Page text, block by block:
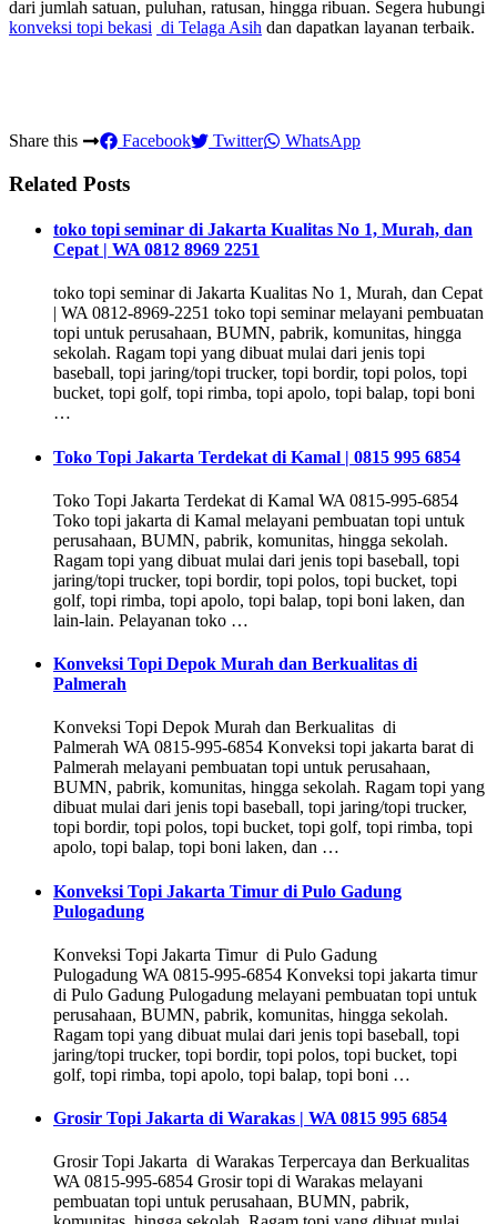
dari jumlah satuan, puluhan, ratusan, hingga ribuan. Segera hubungi
konveksi topi bekasi di Telaga Asih dan dapatkan layanan terbaik.
Share this Facebook Twitter WhatsApp
Related Posts
toko topi seminar di Jakarta Kualitas No 1, Murah, dan
Cepat | WA 0812 8969 2251
toko topi seminar di Jakarta Kualitas No 1, Murah, dan Cepat
| WA 0812-8969-2251 toko topi seminar melayani pembuatan
topi untuk perusahaan, BUMN, pabrik, komunitas, hingga
sekolah. Ragam topi yang dibuat mulai dari jenis topi
baseball, topi jaring/topi trucker, topi bordir, topi polos, topi
bucket, topi golf, topi rimba, topi apolo, topi balap, topi boni
…
Toko Topi Jakarta Terdekat di Kamal | 0815 995 6854
Toko Topi Jakarta Terdekat di Kamal WA 0815-995-6854
Toko topi jakarta di Kamal melayani pembuatan topi untuk
perusahaan, BUMN, pabrik, komunitas, hingga sekolah.
Ragam topi yang dibuat mulai dari jenis topi baseball, topi
jaring/topi trucker, topi bordir, topi polos, topi bucket, topi
golf, topi rimba, topi apolo, topi balap, topi boni laken, dan
lain-lain. Pelayanan toko …
Konveksi Topi Depok Murah dan Berkualitas di
Palmerah
Konveksi Topi Depok Murah dan Berkualitas di
Palmerah WA 0815-995-6854 Konveksi topi jakarta barat di
Palmerah melayani pembuatan topi untuk perusahaan,
BUMN, pabrik, komunitas, hingga sekolah. Ragam topi yang
dibuat mulai dari jenis topi baseball, topi jaring/topi trucker,
topi bordir, topi polos, topi bucket, topi golf, topi rimba, topi
apolo, topi balap, topi boni laken, dan …
Konveksi Topi Jakarta Timur di Pulo Gadung
Pulogadung
Konveksi Topi Jakarta Timur di Pulo Gadung
Pulogadung WA 0815-995-6854 Konveksi topi jakarta timur
di Pulo Gadung Pulogadung melayani pembuatan topi untuk
perusahaan, BUMN, pabrik, komunitas, hingga sekolah.
Ragam topi yang dibuat mulai dari jenis topi baseball, topi
jaring/topi trucker, topi bordir, topi polos, topi bucket, topi
golf, topi rimba, topi apolo, topi balap, topi boni …
Grosir Topi Jakarta di Warakas | WA 0815 995 6854
Grosir Topi Jakarta di Warakas Terpercaya dan Berkualitas
WA 0815-995-6854 Grosir topi di Warakas melayani
pembuatan topi untuk perusahaan, BUMN, pabrik,